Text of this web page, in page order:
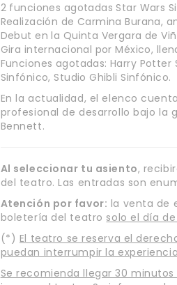
2 funciones agotadas Star Wars
Realización de Carmina Burana,
Debut en la Quinta Vergara de
Gira internacional por México,
Funciones agotadas: Harry Potter
Sinfónico, Studio Ghibli Sinfónico.
En la actualidad, el elenco
profesional de desarrollo bajo la
Bennett.
Al seleccionar tu asiento,
del teatro. Las entradas son
Atención por favor: la venta de
boletería del teatro solo el día
(*) El teatro se reserva el
puedan interrumpir la
Se recomienda llegar 30